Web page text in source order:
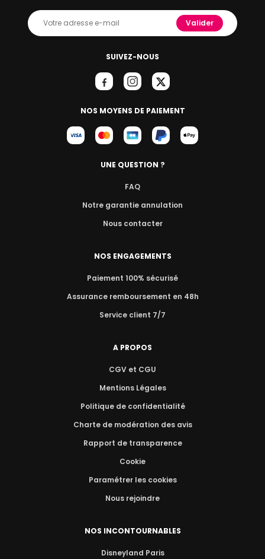
SUIVEZ-NOUS
NOS MOYENS DE PAIEMENT
Valider
UNE QUESTION ?
FAQ
Notre garantie annulation
Nous contacter
NOS ENGAGEMENTS
Paiement 100% sécurisé
Assurance remboursement en 48h
Service client 7/7
A PROPOS
CGV et CGU
Mentions Légales
Politique de confidentialité
Charte de modération des avis
Rapport de transparence
Cookie
Paramétrer les cookies
Nous rejoindre
NOS INCONTOURNABLES
Disneyland Paris